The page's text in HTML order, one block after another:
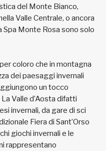
del Monte Bianco,
Valle Centrale, o ancora
Monte Rosa sono solo
coloro che in montagna
dei paesaggi invernali
un tocco
Valle d’Aosta difatti
invernali, da gare di sci
Fiera di Sant’Orso
giochi invernali e le
rappresentano